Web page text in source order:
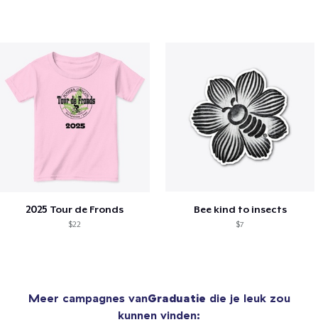
2025 Tour de Fronds
$22
Bee kind to insects
$7
Meer campagnes vanGraduatie die je leuk zou
kunnen vinden: